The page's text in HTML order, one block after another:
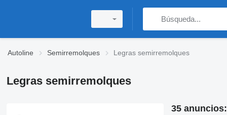
Autoline Semirremolques Legras semirremolques
Legras semirremolques
35 anuncios: